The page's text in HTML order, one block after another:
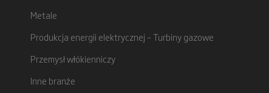
Metale
Produkcja energii elektrycznej – Turbiny gazowe
Przemysł włókienniczy
Inne branże